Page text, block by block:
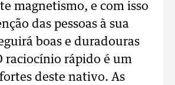
magnetismo, e com isso
das pessoas à sua
boas e duradouras
raciocínio rápido é um
deste nativo. As